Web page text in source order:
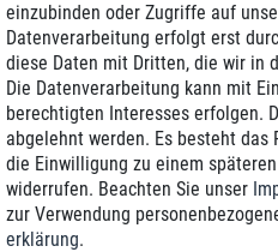
Zustellung am
+49
einzubinden oder Zugriffe auf
Datenverarbeitung erfolgt erst
diese Daten mit Dritten, die wir in
Die Datenverarbeitung kann mit
berechtigten Interesses erfolgen.
abgelehnt werden. Es besteht
die Einwilligung zu einem
widerrufen. Beachten Sie unser
zur Verwendung
erklärung.